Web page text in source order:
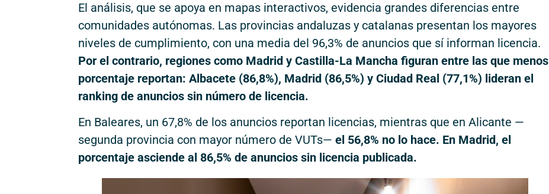
El análisis, que se apoya en mapas interactivos, evidencia grandes diferencias entre
comunidades autónomas. Las provincias andaluzas y catalanas presentan los mayores
niveles de cumplimiento, con una media del 96,3% de anuncios que sí informan licencia.
Por el contrario, regiones como Madrid y Castilla-La Mancha figuran entre las que menos
porcentaje reportan: Albacete (86,8%), Madrid (86,5%) y Ciudad Real (77,1%) lideran el
ranking de anuncios sin número de licencia.
En Baleares, un 67,8% de los anuncios reportan licencias, mientras que en Alicante —
segunda provincia con mayor número de VUTs— el 56,8% no lo hace. En Madrid, el
porcentaje asciende al 86,5% de anuncios sin licencia publicada.